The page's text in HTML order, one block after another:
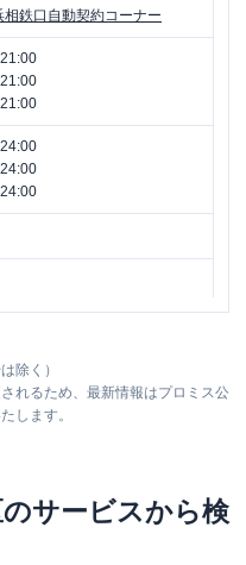
相鉄口自動契約コーナー
除く）
れるため、最新情報はプロミス公
します。
のサービスから検